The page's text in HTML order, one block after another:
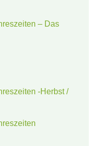
– Das
-Herbst /